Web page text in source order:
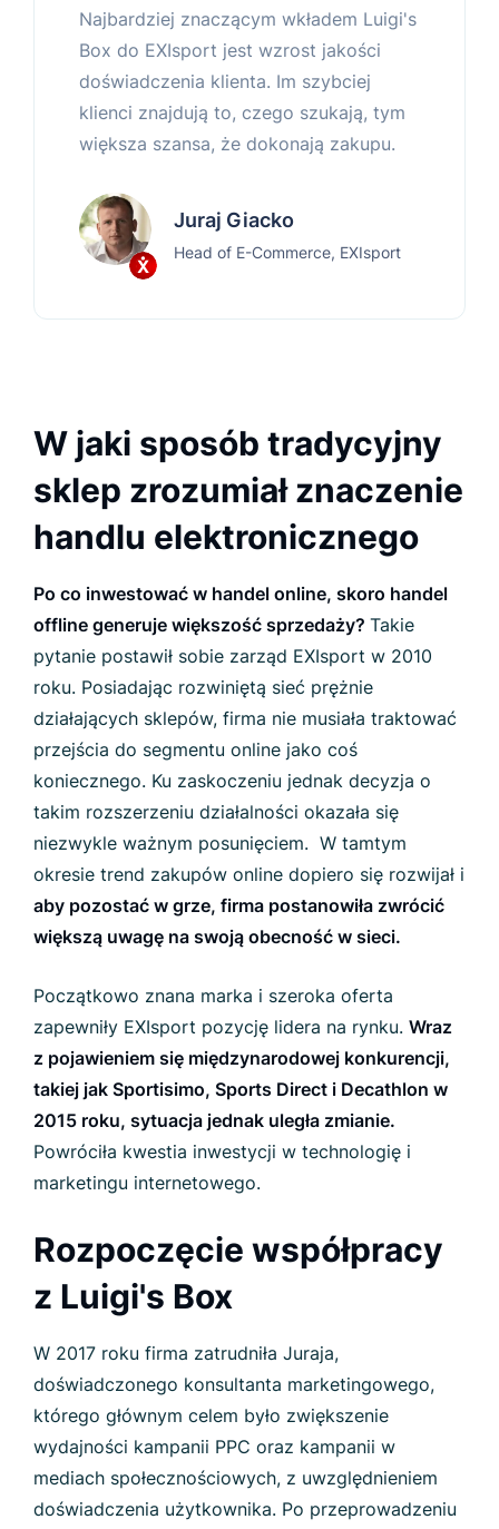
Najbardziej znaczącym wkładem Luigi's
Box do EXIsport jest wzrost jakości
doświadczenia klienta. Im szybciej
klienci znajdują to, czego szukają, tym
większa szansa, że dokonają zakupu.
Juraj Giacko
Head of E-Commerce, EXIsport
W jaki sposób tradycyjny
sklep zrozumiał znaczenie
handlu elektronicznego
Po co inwestować w handel online, skoro handel
offline generuje większość sprzedaży? Takie
pytanie postawił sobie zarząd EXIsport w 2010
roku. Posiadając rozwiniętą sieć prężnie
działających sklepów, firma nie musiała traktować
przejścia do segmentu online jako coś
koniecznego. Ku zaskoczeniu jednak decyzja o
takim rozszerzeniu działalności okazała się
niezwykle ważnym posunięciem. W tamtym
okresie trend zakupów online dopiero się rozwijał i
aby pozostać w grze, firma postanowiła zwrócić
większą uwagę na swoją obecność w sieci.
Początkowo znana marka i szeroka oferta
zapewniły EXIsport pozycję lidera na rynku. Wraz
z pojawieniem się międzynarodowej konkurencji,
takiej jak Sportisimo, Sports Direct i Decathlon w
2015 roku, sytuacja jednak uległa zmianie.
Powróciła kwestia inwestycji w technologię i
marketingu internetowego.
Rozpoczęcie współpracy
z Luigi's Box
W 2017 roku firma zatrudniła Juraja,
doświadczonego konsultanta marketingowego,
którego głównym celem było zwiększenie
wydajności kampanii PPC oraz kampanii w
mediach społecznościowych, z uwzględnieniem
doświadczenia użytkownika. Po przeprowadzeniu